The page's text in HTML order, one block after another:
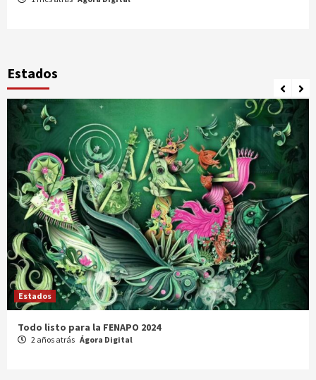
Estados
Estados
Comparte Cecytez estrategias para mejora académica en
Tamaulipas